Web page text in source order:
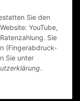
Sie den
YouTube,
Sie
(Fingerabdruck-
Sie unter
.